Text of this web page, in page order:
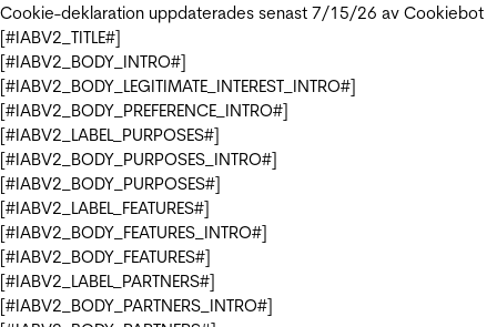
Cookie-deklaration uppdaterades senast 7/15/26 av Cookiebot
[#IABV2_TITLE#]
[#IABV2_BODY_INTRO#]
[#IABV2_BODY_LEGITIMATE_INTEREST_INTRO#]
[#IABV2_BODY_PREFERENCE_INTRO#]
[#IABV2_LABEL_PURPOSES#]
[#IABV2_BODY_PURPOSES_INTRO#]
[#IABV2_BODY_PURPOSES#]
[#IABV2_LABEL_FEATURES#]
[#IABV2_BODY_FEATURES_INTRO#]
[#IABV2_BODY_FEATURES#]
[#IABV2_LABEL_PARTNERS#]
[#IABV2_BODY_PARTNERS_INTRO#]